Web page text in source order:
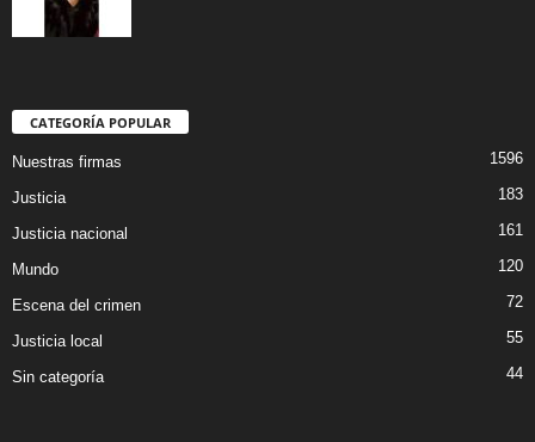
CATEGORÍA POPULAR
Nuestras firmas 1596
Justicia 183
Justicia nacional 161
Mundo 120
Escena del crimen 72
Justicia local 55
Sin categoría 44